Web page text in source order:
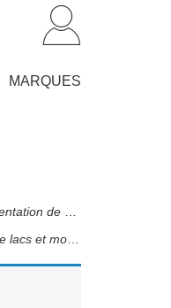
MARQUES
Parce que nous pensons être une marque topissime et que vous méritez de nous connaître, voici une petite présentation de notre belle marque et de nos valeurs !
Nous fabriquons et commercialisons nos produits en France, dans notre propre laboratoire, situé à Scionzier entre lacs et montagnes !